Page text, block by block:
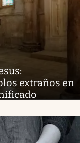
extraños en